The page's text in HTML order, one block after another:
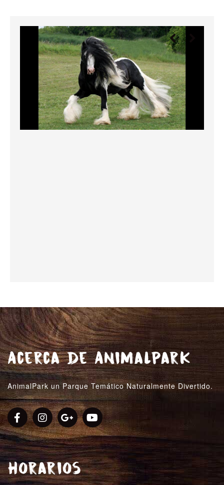
Acerca de AnimalPark
AnimalPark un Parque Temático Naturalmente Divertido.
Horarios